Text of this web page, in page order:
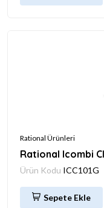
Rational Ürünleri
Rational Icombi
Ürün Kodu ICC101G
Sepete Ekle